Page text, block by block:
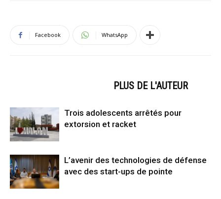
Facebook WhatsApp
PLUS DE L'AUTEUR
Trois adolescents arrêtés pour
extorsion et racket
L’avenir des technologies de défense
avec des start-ups de pointe